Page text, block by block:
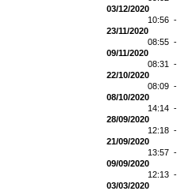
03/12/2020
10:56 -
23/11/2020
08:55 -
09/11/2020
08:31 -
22/10/2020
08:09 -
08/10/2020
14:14 -
28/09/2020
12:18 -
21/09/2020
13:57 -
09/09/2020
12:13 -
03/03/2020